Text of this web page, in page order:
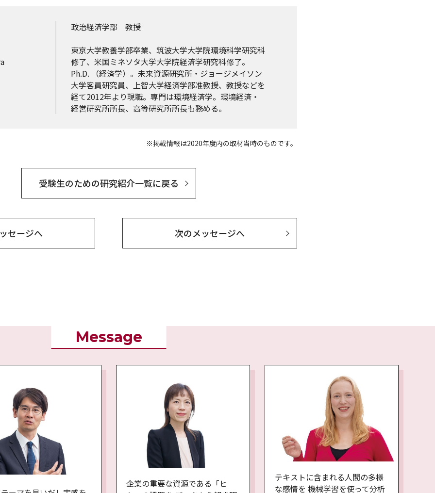
政治経済学部 教授
東京大学教養学部卒業、筑波大学大学院環境科学研究科
修了、米国ミネソタ大学大学院経済学研究科修了。
Ph.D. （経済学）。未来資源研究所・ジョージメイソン
大学客員研究員、上智大学経済学部准教授、教授などを
経て2012年より現職。専門は環境経済学。環境経済・
経営研究所所長、高等研究所所長も務める。
※掲載情報は2020年度内の取材当時のものです。
受験生のための研究紹介一覧に戻る
セージへ 次のメッセージへ
Message
企業の重要な資源である「ヒ
テキストに含まれる人間の多様
な感情を 機械学習を使って分析